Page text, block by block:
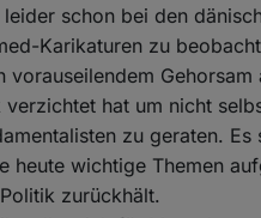
leider schon bei den
Karikaturen zu
vorauseilendem Gehorsam
hat um nicht
zu geraten. Es
heute wichtige Themen
zurückhält.